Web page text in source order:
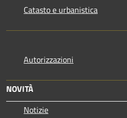
Catasto e urbanistica
Autorizzazioni
NOVITÀ
Notizie